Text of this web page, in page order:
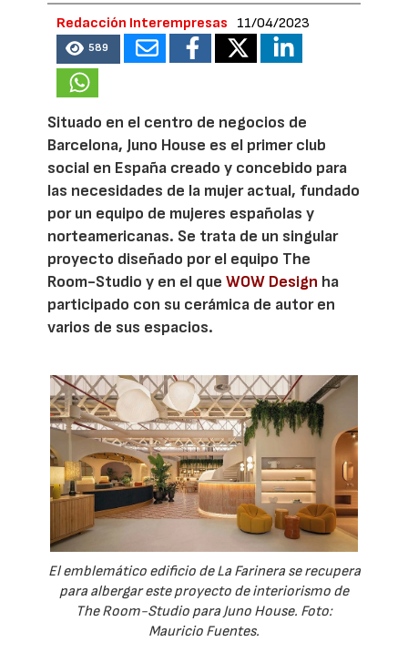
Redacción Interempresas 11/04/2023
589
Situado en el centro de negocios de
Barcelona, Juno House es el primer club
social en España creado y concebido para
las necesidades de la mujer actual, fundado
por un equipo de mujeres españolas y
norteamericanas. Se trata de un singular
proyecto diseñado por el equipo The
Room-Studio y en el queWOW Design ha
participado con su cerámica de autor en
varios de sus espacios.
El emblemático edificio de La Farinera se recupera
para albergar este proyecto de interiorismo de
The Room-Studio para Juno House. Foto:
Mauricio Fuentes.